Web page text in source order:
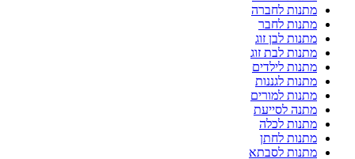
מתנות לחברה
מתנות לחבר
מתנות לבן זוג
מתנות לבת זוג
מתנות לילדים
מתנות לגננות
מתנות למורים
מתנה לסייעת
מתנות לכלה
מתנות לחתן
מתנות לסבתא